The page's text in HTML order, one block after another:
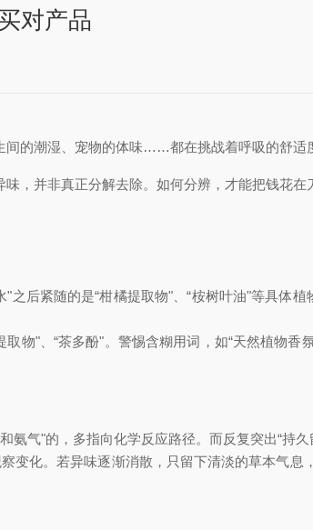
对产品
的潮湿、宠物的体味……都在挑战着呼吸的舒适
，并非真正分解去除。如何分辨，才能把钱花在
"之后紧随的是“柑橘提取物"、“桉树叶油"等具体
取物"、“茶多酚"。警惕含糊用词，如“天然植物
氨气"的，多指向化学反应路径。而反复突出“持
变化。若异味逐渐消散，只留下清淡的草本气